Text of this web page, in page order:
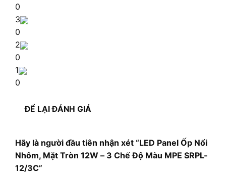
0
3
0
2
0
1
0
ĐỂ LẠI ĐÁNH GIÁ
Hãy là người đầu tiên nhận xét “LED Panel Ốp Nổi
Nhôm, Mặt Tròn 12W – 3 Chế Độ Màu MPE SRPL-
12/3C”